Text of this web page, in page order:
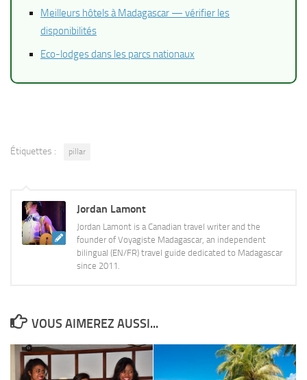
Meilleurs hôtels à Madagascar — vérifier les
disponibilités
Eco-lodges dans les parcs nationaux
Étiquettes : pillar
Jordan Lamont
Jordan Lamont is a Canadian travel writer and the
founder of Voyagiste Madagascar, an independent
bilingual (EN/FR) travel guide dedicated to Madagascar
since 2011.
VOUS AIMEREZ AUSSI...